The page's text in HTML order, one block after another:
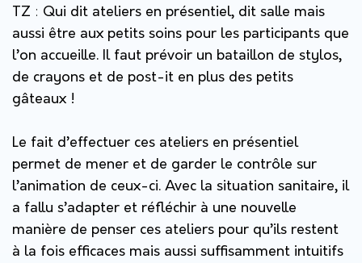
TZ : Qui dit ateliers en présentiel, dit salle mais
aussi être aux petits soins pour les participants que
l’on accueille. Il faut prévoir un bataillon de stylos,
de crayons et de post-it en plus des petits
gâteaux !
Le fait d’effectuer ces ateliers en présentiel
permet de mener et de garder le contrôle sur
l’animation de ceux-ci. Avec la situation sanitaire, il
a fallu s’adapter et réfléchir à une nouvelle
manière de penser ces ateliers pour qu’ils restent
à la fois efficaces mais aussi suffisamment intuitifs